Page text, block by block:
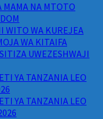
MAMA NA MTOTO
WITO WA KUREJEA
WA KITAIFA
UWEZESHWAJI
YA TANZANIA LEO
YA TANZANIA LEO